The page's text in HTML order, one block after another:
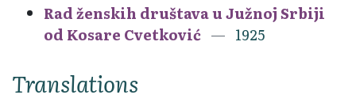
Rad ženskih društava u Južnoj Srbiji
od Kosare Cvetković
1925
Translations